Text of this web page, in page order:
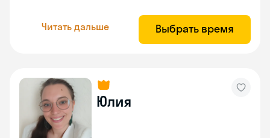
Читать дальше Выбрать время
Юлия